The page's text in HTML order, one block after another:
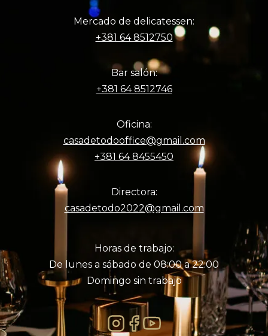
Mercado de delicatessen:
+381 64 8512750
Bar salón:
+381 64 8512746
Oficina:
casadetodooffice@gmail.com
+381 64 8455450
Directora:
casadetodo2022@gmail.com
Horas de trabajo:
De lunes a sábado de 08:00 a 22:00
Domingo sin trabajo